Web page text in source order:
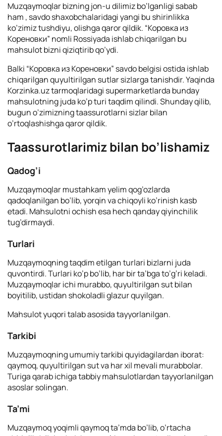
Muzqaymoqlar bizning jon-u dilimiz bo’lganligi sabab
ham , savdo shaxobchalaridagi yangi bu shirinlikka
ko’zimiz tushdiyu, olishga qaror qildik. “Коровка из
Кореновки” nomli Rossiyada ishlab chiqarilgan bu
mahsulot bizni qiziqtirib qo’ydi.
Balki “Коровка из Кореновки” savdo belgisi ostida ishlab
chiqarilgan quyultirilgan sutlar sizlarga tanishdir. Yaqinda
Korzinka.uz tarmoqlaridagi supermarketlarda bunday
mahsulotning juda ko’p turi taqdim qilindi. Shunday qilib,
bugun o’zimizning taassurotlarni sizlar bilan
o’rtoqlashishga qaror qildik.
Taassurotlarimiz bilan bo’lishamiz
Qadog’i
Muzqaymoqlar mustahkam yelim qog’ozlarda
qadoqlanilgan bo’lib, yorqin va chiqoyli ko’rinish kasb
etadi. Mahsulotni ochish esa hech qanday qiyinchilik
tug’dirmaydi.
Turlari
Muzqaymoqning taqdim etilgan turlari bizlarni juda
quvontirdi. Turlari ko’p bo’lib, har bir ta’bga to’g’ri keladi.
Muzqaymoqlar ichi murabbo, quyultirilgan sut bilan
boyitilib, ustidan shokoladli glazur quyilgan.
Mahsulot yuqori talab asosida tayyorlanilgan.
Tarkibi
Muzqaymoqning umumiy tarkibi quyidagilardan iborat:
qaymoq, quyultirilgan sut va har xil mevali murabbolar.
Turiga qarab ichiga tabbiy mahsulotlardan tayyorlanilgan
asoslar solingan.
Ta’mi
Muzqaymoq yoqimli qaymoq ta’mda bo’lib, o’rtacha